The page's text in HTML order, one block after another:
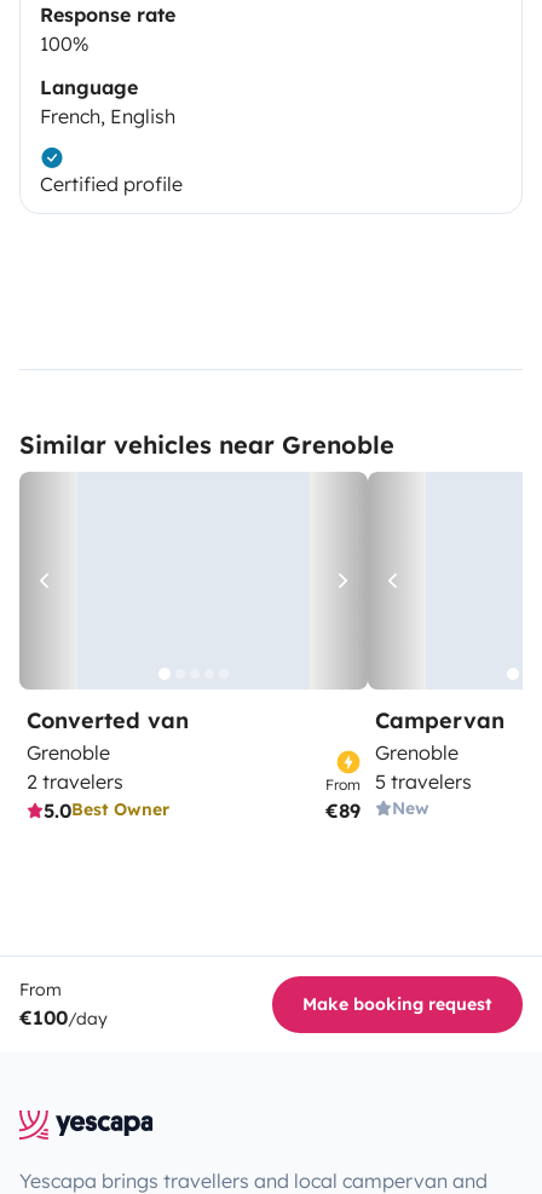
Response rate
100%
Language
French, English
Certified profile
Similar vehicles near Grenoble
Converted van
Grenoble
2 travelers
5.0Best Owner
From
€89
Campervan
Grenoble
5 travelers
New
From
€100/day
Make booking request
Yescapa brings travellers and local campervan and